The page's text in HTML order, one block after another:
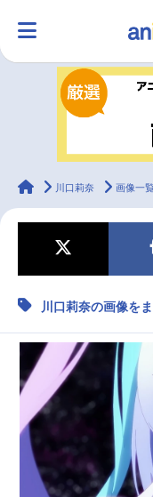
ラン
ラジオ みん
マンガ・ラノベ ゲーム
2.5次元 配信・
最新記事一覧
アニメ記事一覧
今期アニメ曜日別一覧
animateTimes
川口莉奈 画像一
川口莉奈の画像を